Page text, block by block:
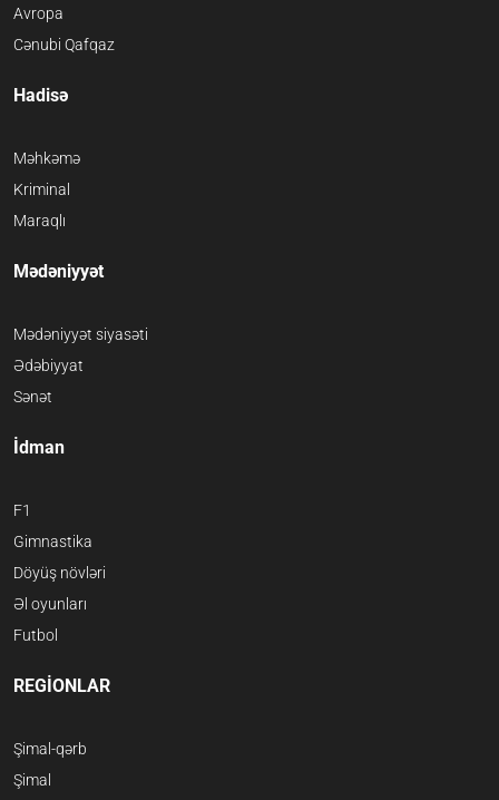
Avropa
Cənubi Qafqaz
Hadisə
Məhkəmə
Kriminal
Maraqlı
Mədəniyyət
Mədəniyyət siyasəti
Ədəbiyyat
Sənət
İdman
F1
Gimnastika
Döyüş növləri
Əl oyunları
Futbol
REGİONLAR
Şimal-qərb
Şimal